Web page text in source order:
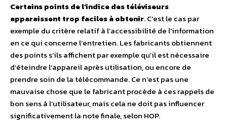
Certains points de l’indice des téléviseurs
apparaissent trop faciles à obtenir. C’est le cas par
exemple du critère relatif à l’accessibilité de l’information
en ce qui concerne l’entretien. Les fabricants obtiennent
des points s’ils affichent par exemple qu’il est nécessaire
d’éteindre l’appareil après utilisation, ou encore de
prendre soin de la télécommande. Ce n’est pas une
mauvaise chose que le fabricant procède à ces rappels de
bon sens à l’utilisateur, mais cela ne doit pas influencer
significativement la note finale, selon HOP.